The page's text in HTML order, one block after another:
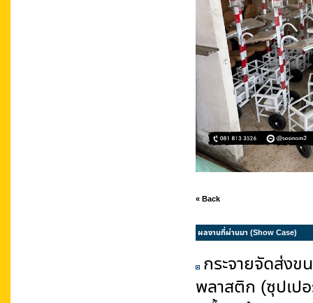
« Back
ผลงานที่ผ่านมา (Show Case)
กระจายจัดส่ง
พลาสติก (ซุปเป